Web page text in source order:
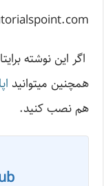
اگر این نوشته‌
همچنین میتوانید
هم نصب کنید.